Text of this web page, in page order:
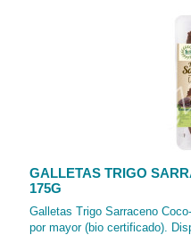
GALLETAS TRIGO
175G
Galletas Trigo Sarraceno
por mayor (bio certificado).